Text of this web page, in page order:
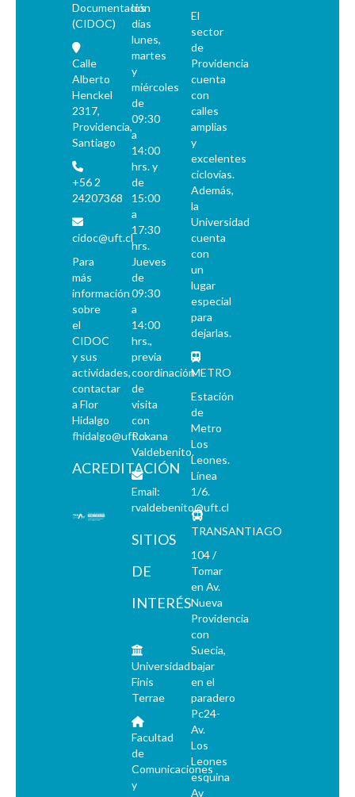
Documentación
(CIDOC)
Calle
Alberto
Henckel
2317,
Providencia,
Santiago
+56 2
24207368
cidoc@uft.cl
Para
más
información
sobre
el
CIDOC
y sus
actividades,
contactar
a Flor
Hidalgo
fhidalgo@uft.cl
ACREDITACIÓN
los
días
lunes,
martes
y
miércoles
de
09:30
a
14:00
hrs. y
de
15:00
a
17:30
hrs.
Jueves
de
09:30
a
14:00
hrs.,
previa
coordinación
de
visita
con
Roxana
Valdebenito.
Email:
rvaldebenito@uft.cl
SITIOS
DE
INTERÉS
Universidad
Finis
Terrae
Facultad
de
Comunicaciones
y
El
sector
de
Providencia
cuenta
con
calles
amplias
y
excelentes
ciclovías.
Además,
la
Universidad
cuenta
con
un
lugar
especial
para
dejarlas.
METRO
Estación
de
Metro
Los
Leones.
Línea
1/6.
TRANSANTIAGO
104 /
Tomar
en Av.
Nueva
Providencia
con
Suecia,
bajar
en el
paradero
Pc24-
Av.
Los
Leones
esquina
Av